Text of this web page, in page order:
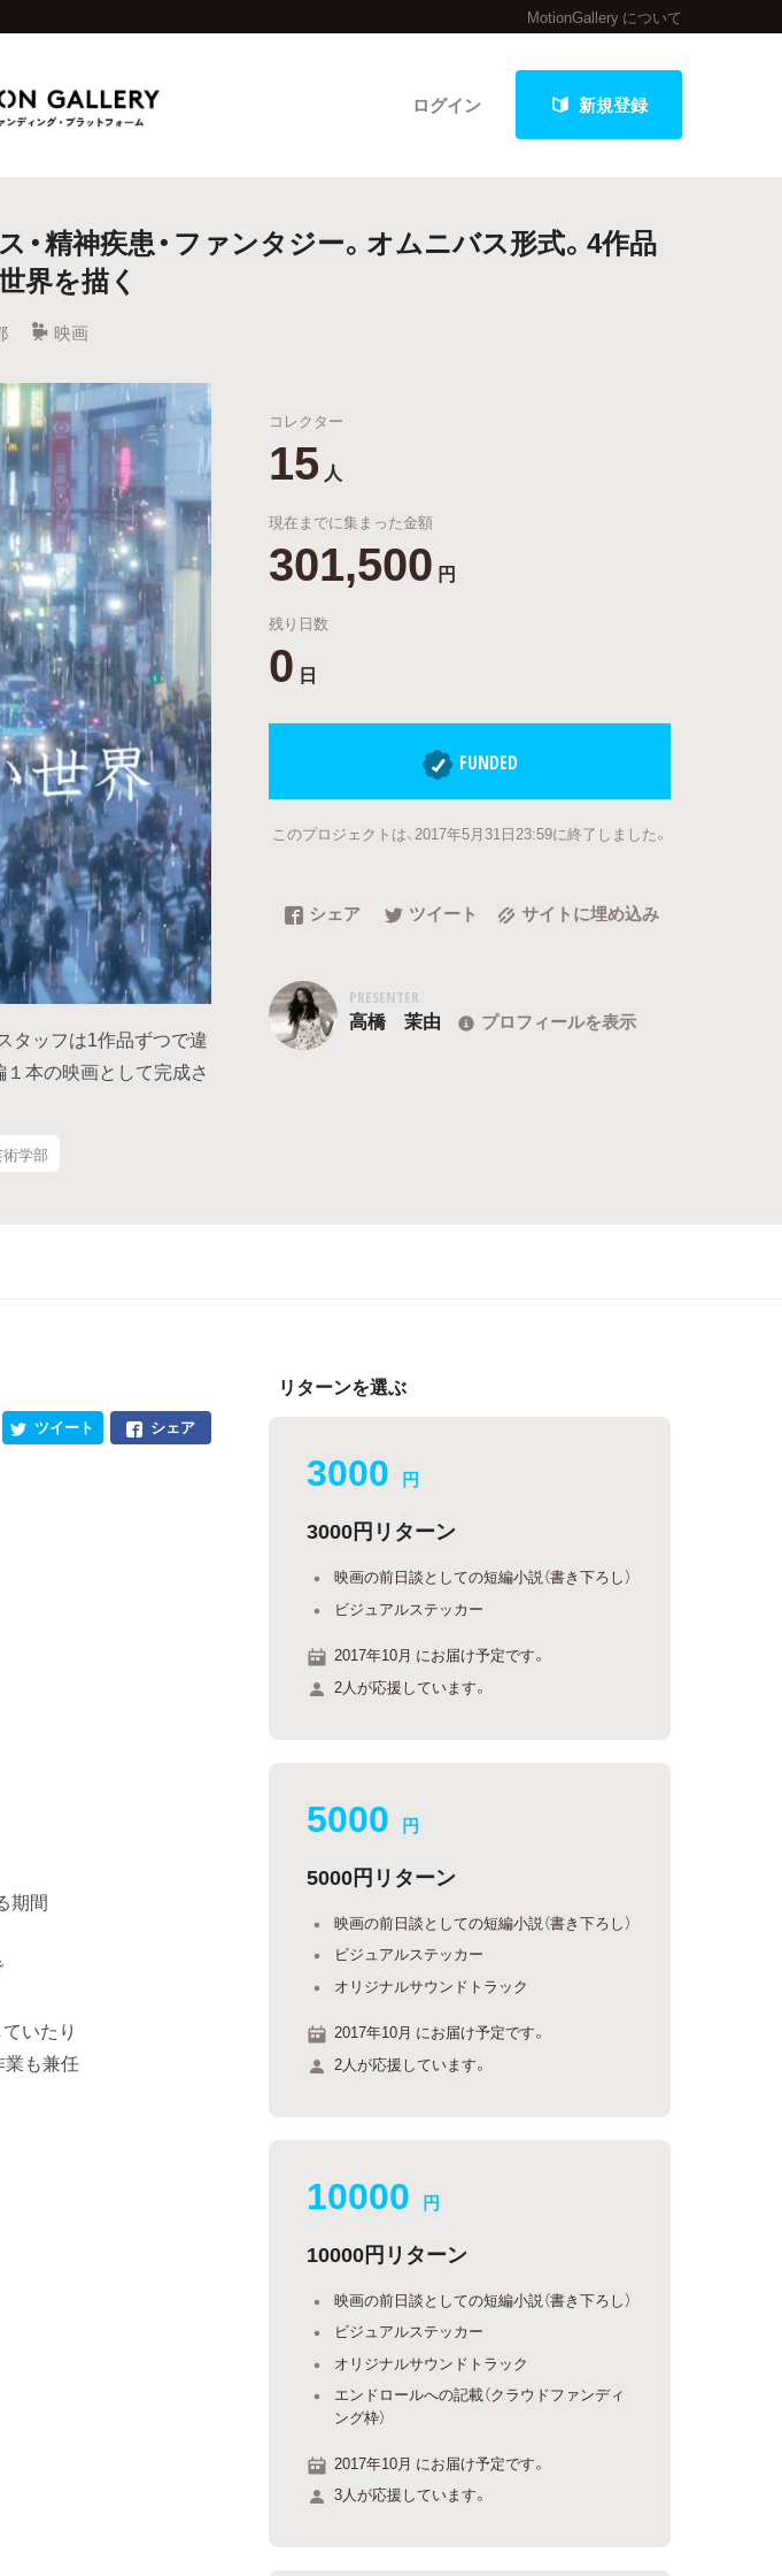
MotionGallery について
ログイン 新規登録
ジェクト 終了間近のプロジェクト
ーから探す 特集から探す
調達額が大きいプロジェクト
・精神疾患・ファンタジー。オムニバス形式。4作品
界を描く
映画
タッフは1作品ずつで違
１本の映画として完成さ
学部
コレクター
15 人
現在までに集まった金額
301,500 円
残り日数
0 日
FUNDED
このプロジェクトは、2017年5月31日23:59に終了しました。
シェア ツイート サイトに埋め込み
PRESENTER
高橋 茉由 プロフィールを表示
シェア
ツイート
間
いたり
も兼任
リターンを選ぶ
3000 円
3000円リターン
映画の前日談としての短編小説（書き下ろし）
ビジュアルステッカー
2017年10月 にお届け予定です。
2人が応援しています。
5000 円
5000円リターン
映画の前日談としての短編小説（書き下ろし）
ビジュアルステッカー
オリジナルサウンドトラック
2017年10月 にお届け予定です。
2人が応援しています。
10000 円
10000円リターン
映画の前日談としての短編小説（書き下ろし）
ビジュアルステッカー
オリジナルサウンドトラック
エンドロールへの記載（クラウドファンディ
ング枠）
2017年10月 にお届け予定です。
3人が応援しています。